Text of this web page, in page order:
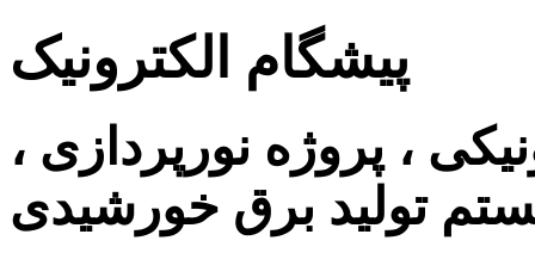
پیشگام الکترونیک
، پروژه نورپردازی ،
تولید برق خورشیدی